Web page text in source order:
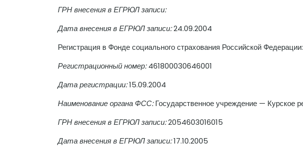
ГРН внесения в ЕГРЮЛ записи:
Дата внесения в ЕГРЮЛ записи:24.09.2004
Регистрация в Фонде социального страхования Российской Федерации:
Регистрационный номер:461800030646001
Дата регистрации:15.09.2004
Наименование органа ФСС:Государственное учреждение — Курское
ГРН внесения в ЕГРЮЛ записи:2054603016015
Дата внесения в ЕГРЮЛ записи:17.10.2005